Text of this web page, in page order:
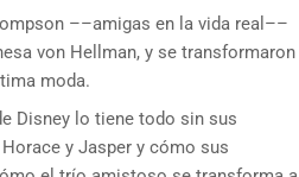
––amigas en la vida real––
von Hellman, y se transformaron
moda.
Disney lo tiene todo sin sus
y Jasper y cómo sus